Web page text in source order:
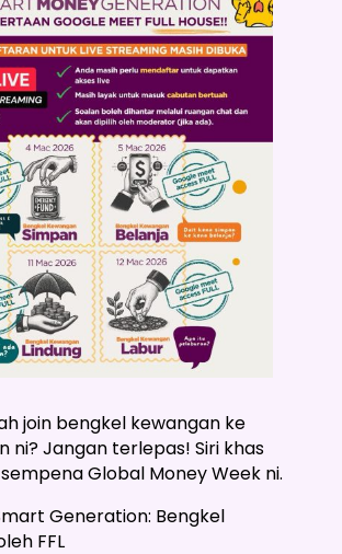
join bengkel kewangan ke
ni? Jangan terlepas! Siri khas
Global Money Week ni.
Generation: Bengkel
FFL